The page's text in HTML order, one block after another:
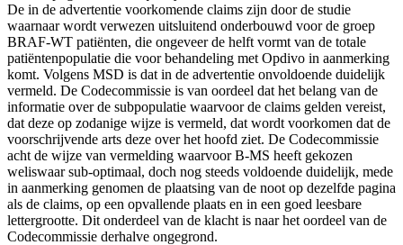
De in de advertentie voorkomende claims zijn door de studie
waarnaar wordt verwezen uitsluitend onderbouwd voor de groep
BRAF-WT patiënten, die ongeveer de helft vormt van de totale
patiëntenpopulatie die voor behandeling met Opdivo in aanmerking
komt. Volgens MSD is dat in de advertentie onvoldoende duidelijk
vermeld. De Codecommissie is van oordeel dat het belang van de
informatie over de subpopulatie waarvoor de claims gelden vereist,
dat deze op zodanige wijze is vermeld, dat wordt voorkomen dat de
voorschrijvende arts deze over het hoofd ziet. De Codecommissie
acht de wijze van vermelding waarvoor B-MS heeft gekozen
weliswaar sub-optimaal, doch nog steeds voldoende duidelijk, mede
in aanmerking genomen de plaatsing van de noot op dezelfde pagina
als de claims, op een opvallende plaats en in een goed leesbare
lettergrootte. Dit onderdeel van de klacht is naar het oordeel van de
Codecommissie derhalve ongegrond.